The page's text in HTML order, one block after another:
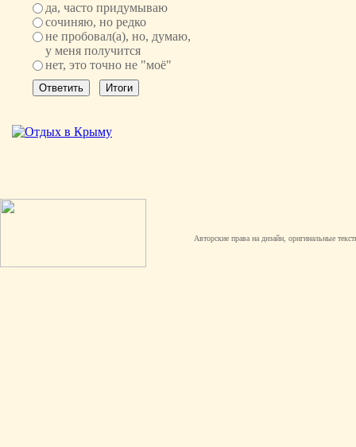
да, часто придумываю
сочиняю, но редко
не пробовал(а), но, думаю,
у меня получится
нет, это точно не "моё"
Авторские права на дизайн, оригинальные